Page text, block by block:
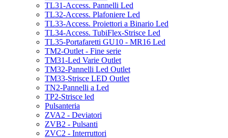
TL31-Access. Pannelli Led
TL32-Access. Plafoniere Led
TL33-Access. Proiettori a Binario Led
TL34-Access. TubiFlex-Strisce Led
TL35-Portafaretti GU10 - MR16 Led
TM2-Outlet - Fine serie
TM31-Led Varie Outlet
TM32-Pannelli Led Outlet
TM33-Strisce LED Outlet
TN2-Pannelli a Led
TP2-Strisce led
Pulsanteria
ZVA2 - Deviatori
ZVB2 - Pulsanti
ZVC2 - Interruttori